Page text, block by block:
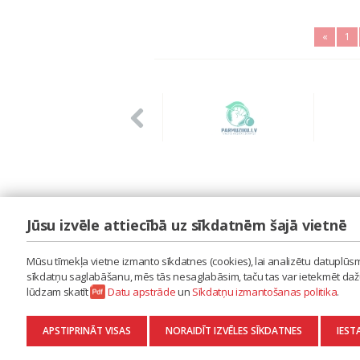
« 1
LAIPA
ES RADU MŪZIKU
AKTUALITĀTES
KONTAKTI
SĪKDATŅU IZMANTOŠANAS POLITIKA
DATU APSTRĀDE
Jūsu izvēle attiecībā uz sīkdatnēm šajā vietnē
Mūsu tīmekļa vietne izmanto sīkdatnes (cookies), lai analizētu
sīkdatņu saglabāšanu, mēs tās nesaglabāsim, taču tas var ietekmēt
lūdzam skatīt
Datu apstrādeun Sīkdatņu izmantošanas politika.
APSTIPRINĀT VISAS NORAIDĪT IZVĒLES SĪKDATNES